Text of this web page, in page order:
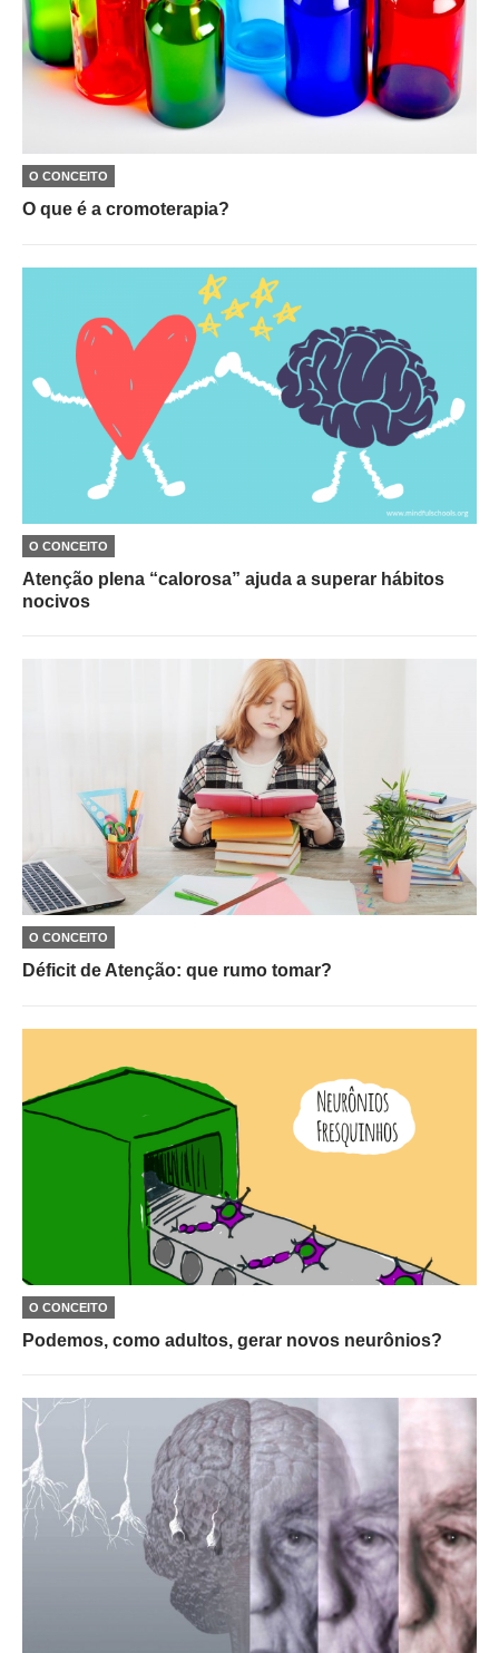
O CONCEITO
O que é a cromoterapia?
O CONCEITO
Atenção plena “calorosa” ajuda a superar hábitos
nocivos
O CONCEITO
Déficit de Atenção: que rumo tomar?
O CONCEITO
Podemos, como adultos, gerar novos neurônios?